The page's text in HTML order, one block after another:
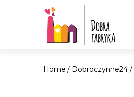
Home / Dobroczynne24 /